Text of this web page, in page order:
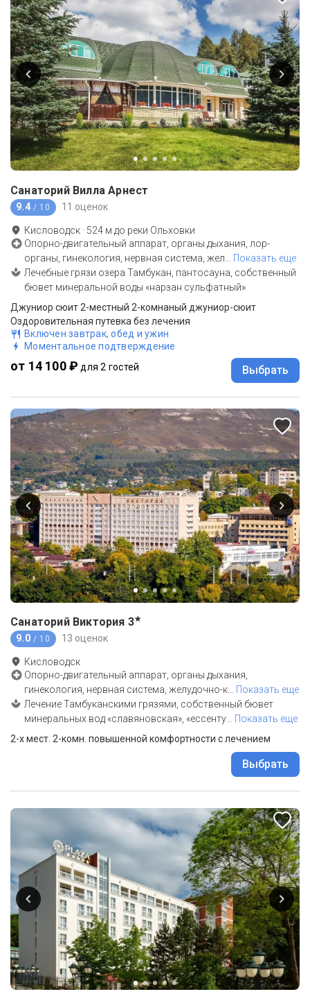
Санаторий Вилла Арнест
9.4 / 10 11 оценок
Кисловодск · 524 м до реки Ольховки
Опорно-двигательный аппарат, органы дыхания, лор-
органы, гинекология, нервная система, жел
Показать еще
Лечебные грязи озера Тамбукан, пантосауна, собственный
бювет минеральной воды «нарзан сульфатный»
Джуниор сюит 2-местный 2-комнаный джуниор-сюит
Оздоровительная путевка без лечения
Включен завтрак, обед и ужин
Моментальное подтверждение
от 14 100 ₽ для 2 гостей Выбрать
Санаторий Виктория 3★
9.0 / 10 13 оценок
Кисловодск
Опорно-двигательный аппарат, органы дыхания,
гинекология, нервная система, желудочно-к
Показать еще
Лечение Тамбуканскими грязями, собственный бювет
минеральных вод «славяновская», «ессенту
Показать еще
2-х мест. 2-комн. повышенной комфортности с лечением
Выбрать